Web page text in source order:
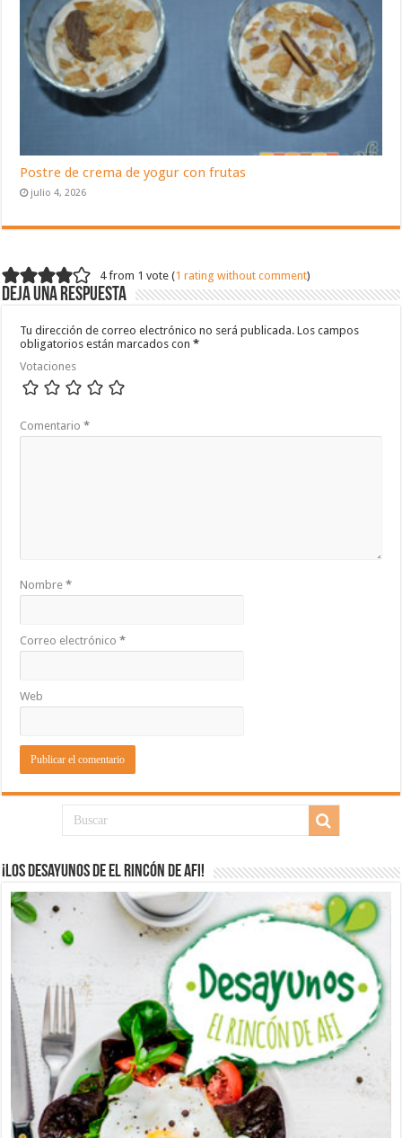
Postre de crema de yogur con frutas
julio 4, 2026
4 from 1 vote (1 rating without comment)
Deja una respuesta
Tu dirección de correo electrónico no será publicada. Los campos
obligatorios están marcados con*
Votaciones
Comentario*
Nombre*
Correo electrónico*
Web
¡Los desayunos de El Rincón de Afi!